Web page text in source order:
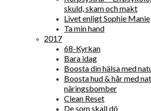
skuld, skam och makt
Livet enligt Sophie Manie
Ta min hand
2017
68-Kyrkan
Bara idag
Boosta din hälsa med
Boosta hud & hår med
näringsbomber
Clean Reset
De som skall dö